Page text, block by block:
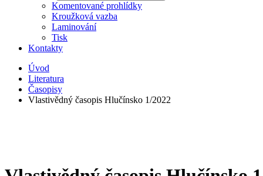
Komentované prohlídky
Kroužková vazba
Laminování
Tisk
Kontakty
Úvod
Literatura
Časopisy
Vlastivědný časopis Hlučínsko 1/2022